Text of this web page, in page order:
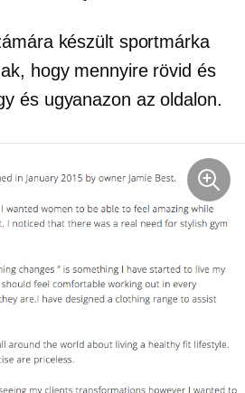
készült sportmárka
hogy mennyire rövid és
és ugyanazon az oldalon.